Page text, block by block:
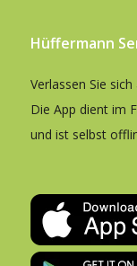
Hüffermann
Verlassen Sie
Die App dient im
und ist selbst